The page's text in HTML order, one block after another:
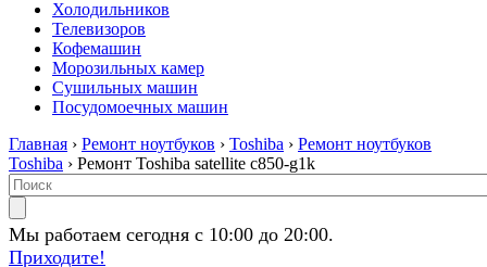
Холодильников
Телевизоров
Кофемашин
Морозильных камер
Сушильных машин
Посудомоечных машин
Главная › Ремонт ноутбуков › Toshiba › Ремонт ноутбуков
Toshiba › Ремонт Toshiba satellite c850-g1k
Мы работаем сегодня с 10:00 до 20:00.
Приходите!